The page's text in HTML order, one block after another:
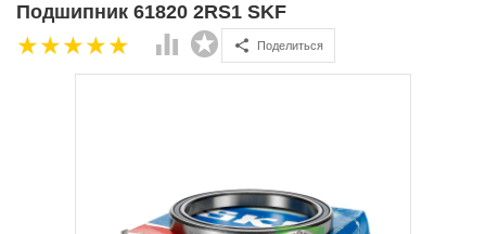
Подшипник 61820 2RS1 SKF
Поделиться